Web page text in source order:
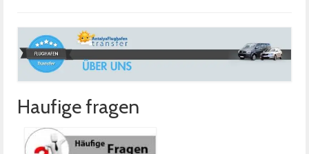
Haufige fragen